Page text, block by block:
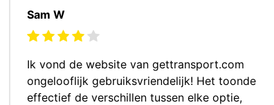
Sam W
Ik vond de website van gettransport.com
ongelooflijk gebruiksvriendelijk! Het toonde
effectief de verschillen tussen elke optie,